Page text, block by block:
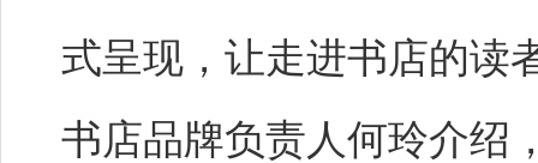
式呈现，让走进书店的读
书店品牌负责人何玲介绍